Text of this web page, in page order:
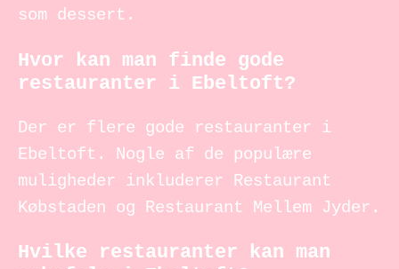
som dessert.
Hvor kan man finde gode
restauranter i Ebeltoft?
Der er flere gode restauranter i
Ebeltoft. Nogle af de populære
muligheder inkluderer Restaurant
Købstaden og Restaurant Mellem Jyder.
Hvilke restauranter kan man